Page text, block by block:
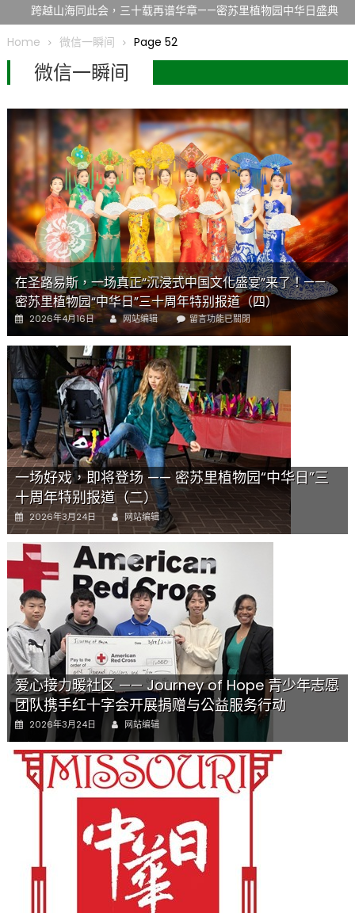
跨越山海同此会，三十载再谱华章——密苏里植物园中华日盛典
圆满举行
圣路易龙舟俱乐部5月16日龙舟体验日 邀请各界亲身体验划行乐
趣 + 水上竞速魅力
执掌密苏里植物园近四十年 致力推动全球植物多样性研究与中美
合作 Peter Raven 博士逝世 享年89岁
一晃三十年，初夏又相逢。中华日，等你来赴约 —— 密苏里植物
园“中华日三十周年特别报道（五）
筝声与琴韵交汇：刘励(Li Statler)与钢琴家Darek演绎一场古筝
与钢琴的精彩对话
Home 微信一瞬间 Page 52
微信一瞬间
在圣路易斯，一场真正“沉浸式中国文化盛宴”来了！——
密苏里植物园“中华日”三十周年特别报道（四）
Posted
2026年4月16日 Author
网站编辑
在
〈在
圣
路
易
斯，
一
场
真
正
“沉
浸
中
国
文
化
盛
宴”
来
了！
密
苏
植
物
园
“中
华
三
十
年
特
别
留言功能已關閉
一场好戏，即将登场 —— 密苏里植物园“中华日”三
十周年特别报道（二）
Posted
on
2026年3月24日 Author
网站编辑
爱心接力暖社区 —— Journey of Hope 青少年志愿
团队携手红十字会开展捐赠与公益服务行动
Posted
2026年3月24日 Author
网站编辑